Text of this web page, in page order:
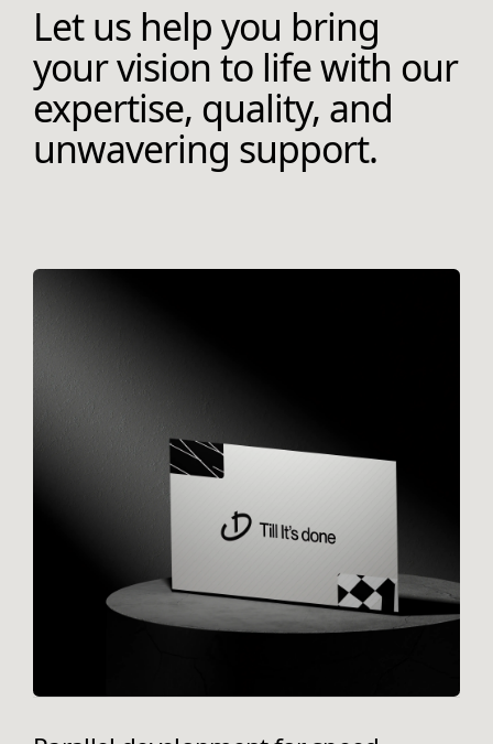
Let us help you bring
your vision to life with our
expertise, quality, and
unwavering support.